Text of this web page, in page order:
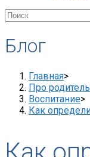
Блог
Главная>
Про
Воспитание>
Как